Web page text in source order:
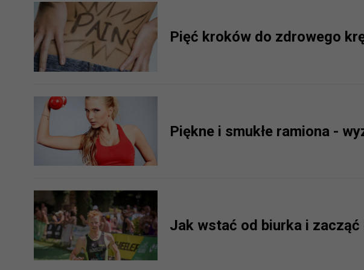
Pięć kroków do zdrowego
Piękne i smukłe ramiona -
Jak wstać od biurka i zacząć
prawną dla pomiarów statystycznych i marketingu
Przetwarzanie Twoich danych w celach
zgody.